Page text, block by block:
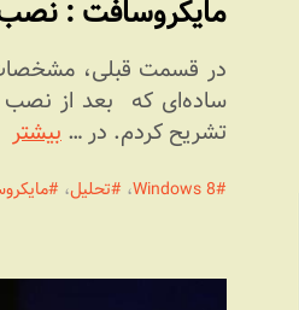
مایکروسافت :
در قسمت قبلی،
تشریح کردم. در …بیشتر
Windows 8، تحلیل،